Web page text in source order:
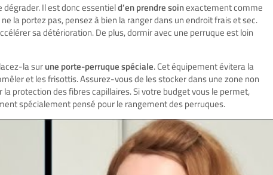
Il est donc essentield’en prendre soinexactement comme
la portez pas, pensez à bien la ranger dans un endroit frais et sec.
sa détérioration. De plus, dormir avec une perruque est loin
la surune porte-perruque spéciale. Cet équipement évitera la
et les frisottis. Assurez-vous de les stocker dans une zone non
protection des fibres capillaires. Si votre budget vous le permet,
spécialement pensé pour le rangement des perruques.